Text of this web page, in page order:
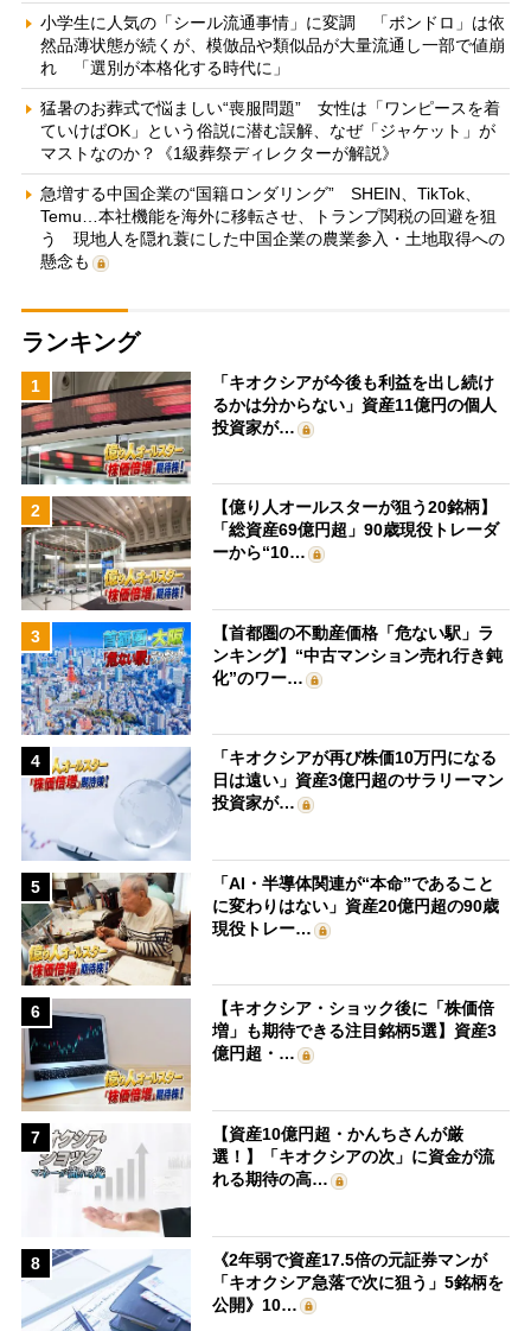
小学生に人気の「シール流通事情」に変調 「ボンドロ」は依
然品薄状態が続くが、模倣品や類似品が大量流通し一部で値崩
れ 「選別が本格化する時代に」
猛暑のお葬式で悩ましい“喪服問題” 女性は「ワンピースを着
ていけばOK」という俗説に潜む誤解、なぜ「ジャケット」が
マストなのか？《1級葬祭ディレクターが解説》
急増する中国企業の“国籍ロンダリング” SHEIN、TikTok、
Temu…本社機能を海外に移転させ、トランプ関税の回避を狙
う 現地人を隠れ蓑にした中国企業の農業参入・土地取得への
懸念も
ランキング
1
「キオクシアが今後も利益を出し続け
るかは分からない」資産11億円の個人
投資家が…
2
【億り人オールスターが狙う20銘柄】
「総資産69億円超」90歳現役トレーダ
ーから“10…
3
【首都圏の不動産価格「危ない駅」ラ
ンキング】“中古マンション売れ行き鈍
化”のワー…
4
「キオクシアが再び株価10万円になる
日は遠い」資産3億円超のサラリーマン
投資家が…
5
「AI・半導体関連が“本命”であること
に変わりはない」資産20億円超の90歳
現役トレー…
6
【キオクシア・ショック後に「株価倍
増」も期待できる注目銘柄5選】資産3
億円超・…
7
【資産10億円超・かんちさんが厳
選！】「キオクシアの次」に資金が流
れる期待の高…
8
《2年弱で資産17.5倍の元証券マンが
「キオクシア急落で次に狙う」5銘柄を
公開》10…